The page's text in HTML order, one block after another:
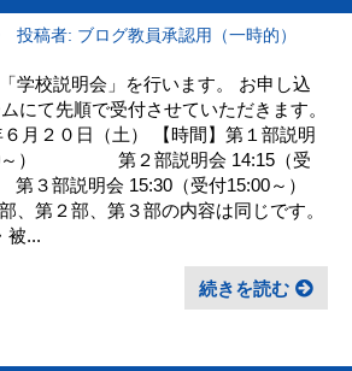
投稿者: ブログ教員承認用（一時的）
学校説明会」を行います。 お申し込
にて先順で受付させていただきます。
６月２０日（土） 【時間】第１部説明
～） 第２部説明会 14:15（受
説明会 15:30（受付15:00～）
、第３部の内容は同じです。
被...
続きを読む